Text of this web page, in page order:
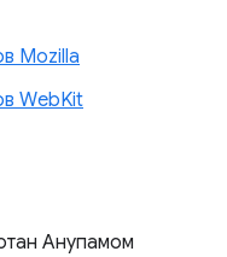
Mozilla
WebKit
Анупамом